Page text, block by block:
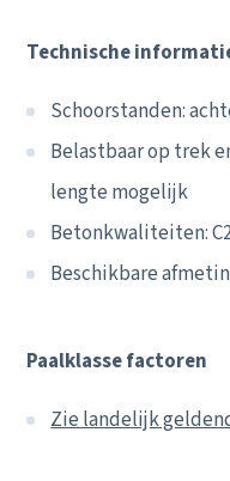
Technische
Schoorstanden:
Belastbaar op trek
lengte mogelijk
Betonkwaliteiten:
Beschikbare
Paalklasse factoren
Zie landelijk